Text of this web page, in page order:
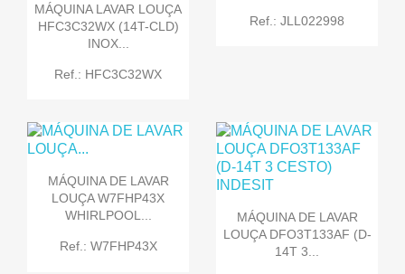
MÁQUINA LAVAR LOUÇA
HFC3C32WX (14T-CLD)
INOX...
Ref.: HFC3C32WX
Ref.: JLL022998
MÁQUINA DE LAVAR
LOUÇA W7FHP43X
WHIRLPOOL...
Ref.: W7FHP43X
MÁQUINA DE LAVAR
LOUÇA DFO3T133AF (D-
14T 3...